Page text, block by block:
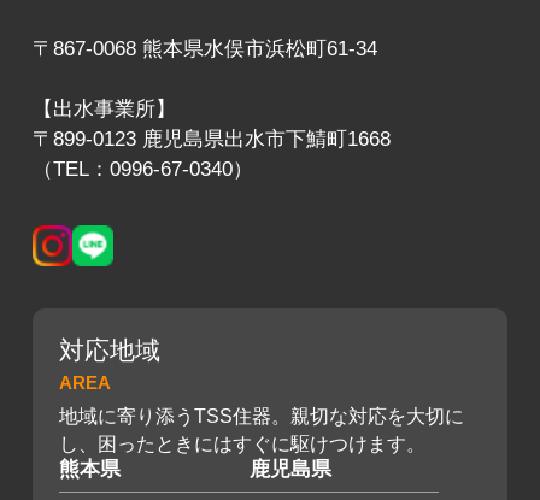
〒867-0068 熊本県水俣市浜松町61-34
【出水事業所】
〒899-0123 鹿児島県出水市下鯖町1668
（TEL：0996-67-0340）
対応地域
AREA
地域に寄り添うTSS住器。親切な対応を大切に
し、困ったときにはすぐに駆けつけます。
熊本県 鹿児島県